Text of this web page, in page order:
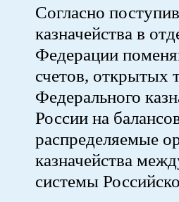
Согласно
казначейства в
Федерации
счетов, открытых
Федерального
России на
распределяемые
казначейства
системы